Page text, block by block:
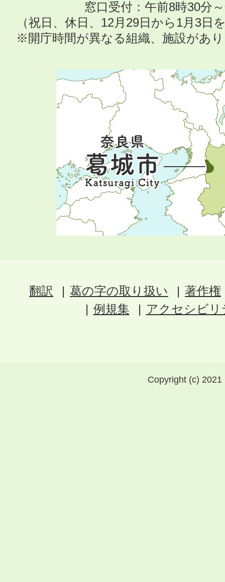
窓口受付：午前8時30分
（祝日、休日、12月29日から1月3日
※開庁時間が異なる組織、施設があ
翻訳 葛の字の取り扱い
著作権
例規集
アクセシビ
Copyright (c)